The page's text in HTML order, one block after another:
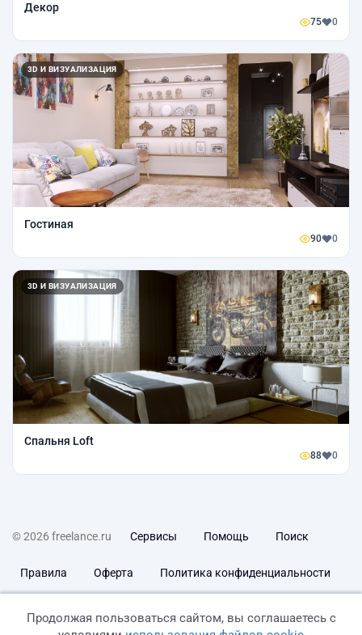
Декор
75 0
3D И ВИЗУАЛИЗАЦИЯ
Гостиная
90 0
3D И ВИЗУАЛИЗАЦИЯ
Спальня Loft
88 0
© 2026 freelance.ru Сервисы Помощь Поиск
Правила Оферта Политика конфиденциальности
Продолжая пользоваться сайтом, вы соглашаетесь с